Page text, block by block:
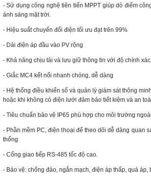
- Sử dụng công nghệ tiên tiến MPPT giúp dò điểm
ánh sáng mặt trời.
- Hiệu suất chuyển đổi điện tối ưu đạt trên 99%
- Dải điện áp đầu vào PV rộng
- Khả năng chịu tải và lưu giữ thông tin với độ chính
- Giắc MC4 kết nối nhanh chóng, dễ dàng
- Hệ thống điều khiển số và quản lý giám sát thông
hoặc khi không có điện lưới đảm bảo tiết kiệm và an
- Tiêu chuẩn bảo vệ IP65 phù hợp cho môi trường
- Phần mềm PC, điện thoại để theo dõi dễ dàng quan
thống
- Cổng giao tiếp RS-485 tốc độ cao.
- Bảo vệ: chống đảo, ngắn mạch, điện áp thấp, quá áp,